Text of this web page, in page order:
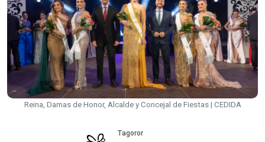
Reina, Damas de Honor, Alcalde y Concejal de Fiestas | CEDIDA